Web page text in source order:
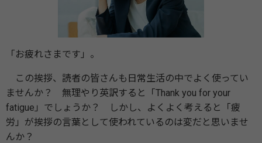
「お疲れさまです」。
この挨拶、読者の皆さんも日常生活の中でよく使ってい
ませんか？ 無理やり英訳すると「Thank you for your
fatigue」でしょうか？ しかし、よくよく考えると「疲
労」が挨拶の言葉として使われているのは変だと思いませ
んか？